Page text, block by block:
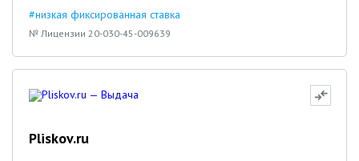
#низкая фиксированная ставка
№ Лицензии 20-030-45-009639
Pliskov.ru